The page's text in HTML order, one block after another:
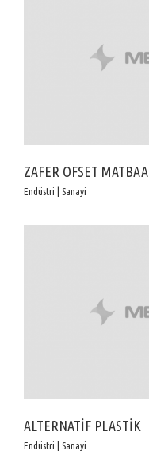
ZAFER OFSET MATBAA
Endüstri | Sanayi
ALTERNATİF PLASTİK
Endüstri | Sanayi